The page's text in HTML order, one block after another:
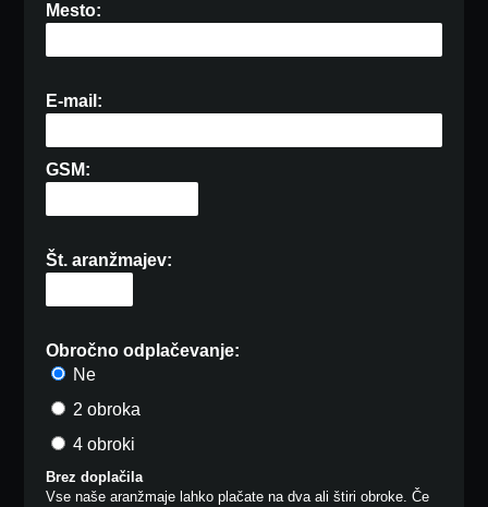
Mesto:
E-mail:
GSM:
Št. aranžmajev:
Obročno odplačevanje:
Ne
2 obroka
4 obroki
Brez doplačila
Vse naše aranžmaje lahko plačate na dva ali štiri obroke. Če